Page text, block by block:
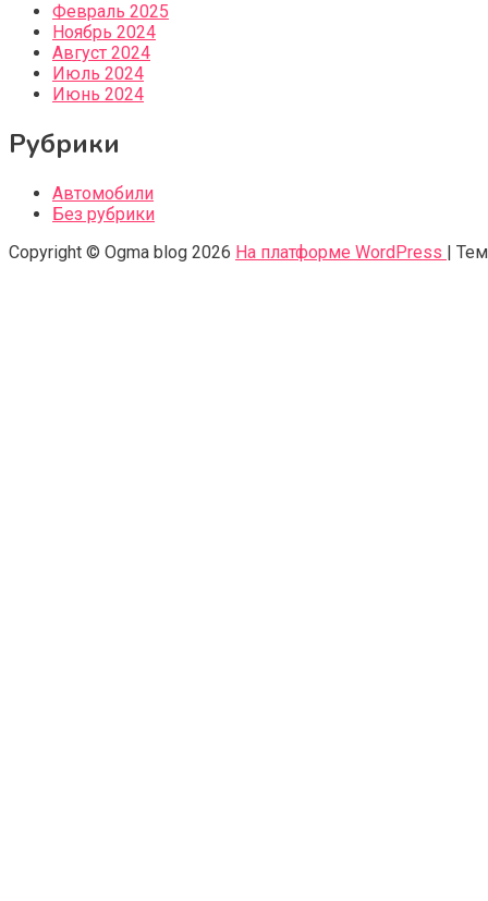
Февраль 2025
Ноябрь 2024
Август 2024
Июль 2024
Июнь 2024
Рубрики
Автомобили
Без рубрики
Copyright © Ogma blog 2026 На платформе WordPress |